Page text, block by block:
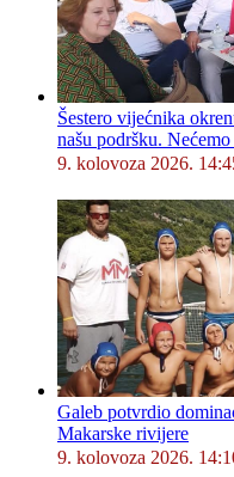
Šestero vijećnika
našu podršku.
9. kolovoza 2026.
Galeb potvrdio
Makarske rivijere
9. kolovoza 2026.